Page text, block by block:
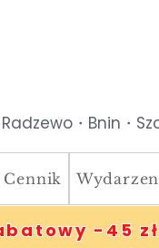
・Bnin・
Cennik
-45